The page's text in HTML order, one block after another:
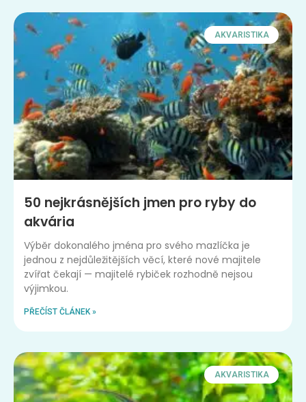
AKVARISTIKA
50 nejkrásnějších jmen pro ryby do
akvária
Výběr dokonalého jména pro svého mazlíčka je
jednou z nejdůležitějších věcí, které nové majitele
zvířat čekají — majitelé rybiček rozhodně nejsou
výjimkou.
PŘEČÍST ČLÁNEK »
AKVARISTIKA